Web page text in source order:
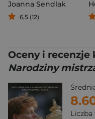
Joanna Sendlak
6,5 (12)
Oceny i recenzje
Narodziny
Liczba